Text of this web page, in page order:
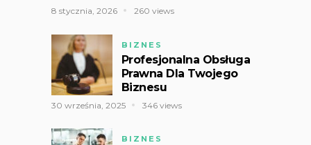
8 stycznia, 2026 260 views
BIZNES
Profesjonalna Obsługa
Prawna Dla Twojego
Biznesu
30 września, 2025 346 views
BIZNES